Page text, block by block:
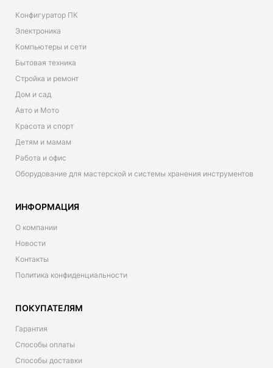
Конфигуратор ПК
Электроника
Компьютеры и сети
Бытовая техника
Стройка и ремонт
Дом и сад
Авто и Мото
Красота и спорт
Детям и мамам
Работа и офис
Оборудование для мастерской и системы хранения инструментов
ИНФОРМАЦИЯ
О компании
Новости
Контакты
Политика конфиденциальности
ПОКУПАТЕЛЯМ
Гарантия
Способы оплаты
Способы доставки